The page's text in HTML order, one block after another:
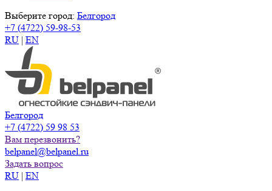
Выберите город: Белгород
+7 (4722) 59-98-53
RU | EN
Белгород
+7 (4722) 59 98 53
Вам перезвонить?
belpanel@belpanel.ru
Задать вопрос
RU | EN